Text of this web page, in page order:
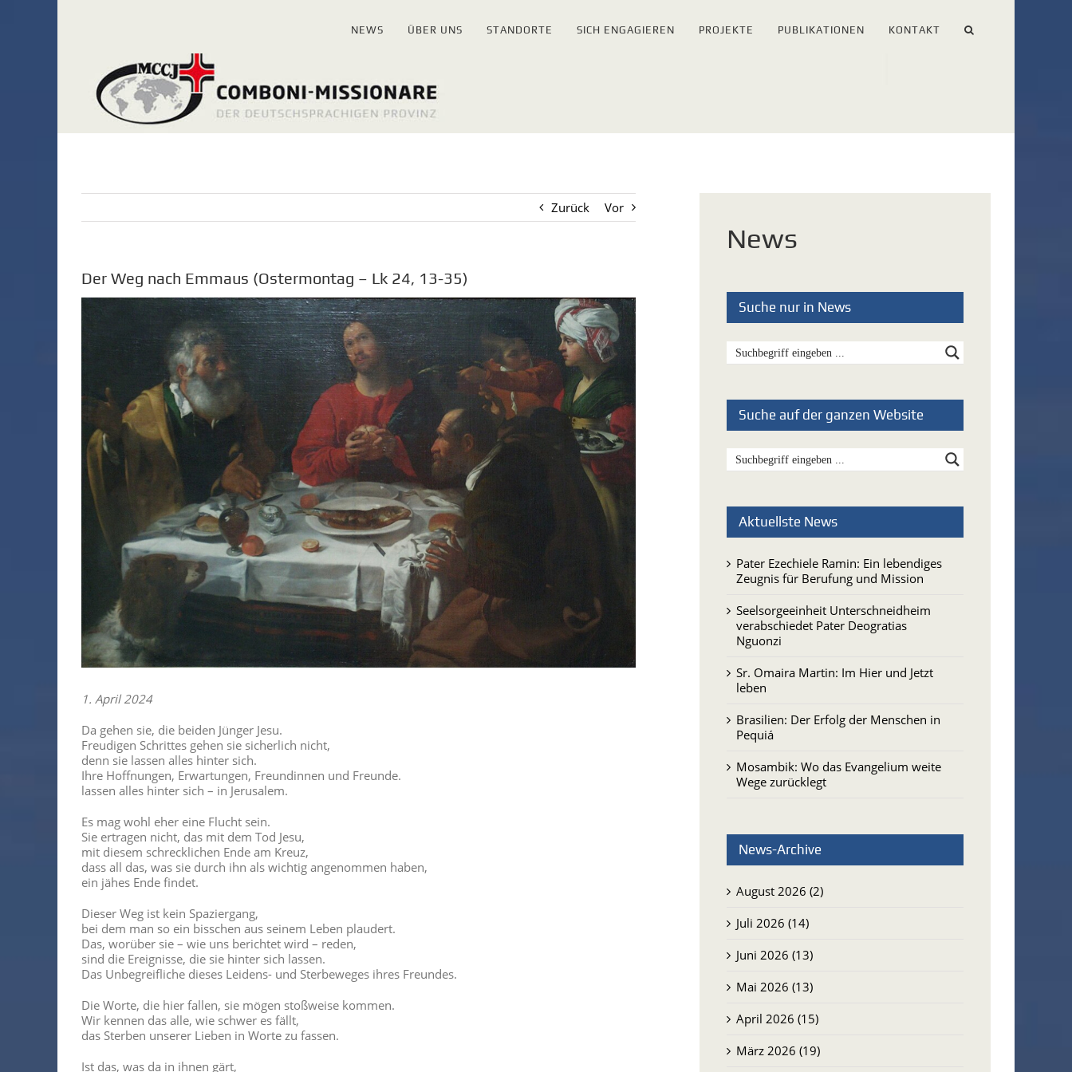
NEWS ÜBER UNS STANDORTE SICH ENGAGIEREN PROJEKTE PUBLIKATIONEN KONTAKT
Zurück Vor
Der Weg nach Emmaus (Ostermontag – Lk 24, 13-35)
Zeige
1. April 2024
Da gehen sie, die beiden Jünger Jesu.
Freudigen Schrittes gehen sie sicherlich nicht,
denn sie lassen alles hinter sich.
Ihre Hoffnungen, Erwartungen, Freundinnen und Freunde.
lassen alles hinter sich – in Jerusalem.
Es mag wohl eher eine Flucht sein.
Sie ertragen nicht, das mit dem Tod Jesu,
mit diesem schrecklichen Ende am Kreuz,
dass all das, was sie durch ihn als wichtig angenommen haben,
ein jähes Ende findet.
Dieser Weg ist kein Spaziergang,
bei dem man so ein bisschen aus seinem Leben plaudert.
Das, worüber sie – wie uns berichtet wird – reden,
sind die Ereignisse, die sie hinter sich lassen.
Das Unbegreifliche dieses Leidens- und Sterbeweges ihres Freundes.
Die Worte, die hier fallen, sie mögen stoßweise kommen.
Wir kennen das alle, wie schwer es fällt,
das Sterben unserer Lieben in Worte zu fassen.
Ist das, was da in ihnen gärt,
News
Suche nur in News
Suche auf der ganzen Website
Aktuellste News
Pater Ezechiele Ramin: Ein lebendiges
Zeugnis für Berufung und Mission
Seelsorgeeinheit Unterschneidheim
verabschiedet Pater Deogratias
Nguonzi
Sr. Omaira Martin: Im Hier und Jetzt
leben
Brasilien: Der Erfolg der Menschen in
Pequiá
Mosambik: Wo das Evangelium weite
Wege zurücklegt
News-Archive
August 2026 (2)
Juli 2026 (14)
Juni 2026 (13)
Mai 2026 (13)
April 2026 (15)
März 2026 (19)